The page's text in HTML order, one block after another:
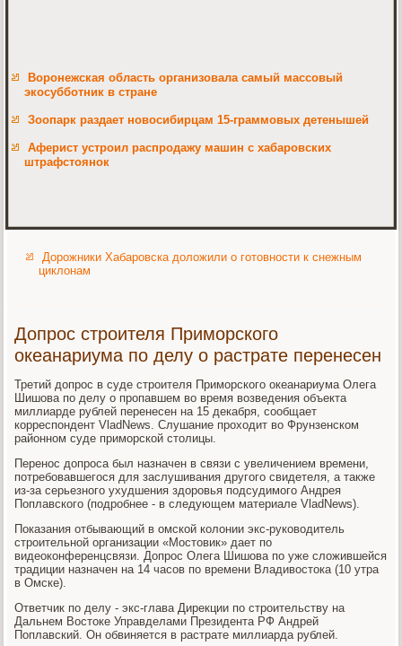
Воронежская область организовала самый массовый
экосубботник в стране
Зоопарк раздает новосибирцам 15-граммовых детенышей
Аферист устроил распродажу машин с хабаровских
штрафстоянок
Дорожники Хабаровска доложили о готовности к снежным
циклонам
Допрос строителя Приморского
океанариума по делу о растрате перенесен
Третий допрос в суде строителя Приморского океанариума Олега
Шишова по делу о пропавшем во время возведения объекта
миллиарде рублей перенесен на 15 декабря, сообщает
корреспондент VladNews. Слушание проходит во Фрунзенском
районном суде приморской столицы.
Перенос допроса был назначен в связи с увеличением времени,
потребовавшегося для заслушивания другого свидетеля, а также
из-за серьезного ухудшения здоровья подсудимого Андрея
Поплавского (подробнее - в следующем материале VladNews).
Показания отбывающий в омской колонии экс-руководитель
строительной организации «Мостовик» дает по
видеоконференцсвязи. Допрос Олега Шишова по уже сложившейся
традиции назначен на 14 часов по времени Владивостока (10 утра
в Омске).
Ответчик по делу - экс-глава Дирекции по строительству на
Дальнем Востоке Управделами Президента РФ Андрей
Поплавский. Он обвиняется в растрате миллиарда рублей.